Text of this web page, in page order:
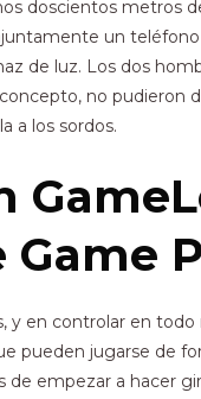
doscientos metros
un
de luz.​​ Los dos
no pudieron
a los sordos.
y en controlar en
pueden jugarse de
empezar a hacer